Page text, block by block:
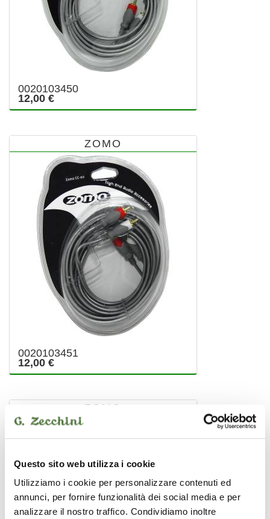
Questo sito web utilizza i cookie
Utilizziamo i cookie per personalizzare contenuti ed
annunci, per fornire funzionalità dei social media e per
analizzare il nostro traffico. Condividiamo inoltre
0020103450
12,00 €
ZOMO
0020103451
12,00 €
ZOMO